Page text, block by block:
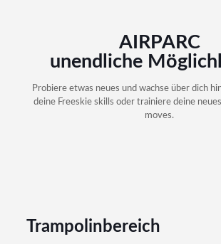
AIRPARC
unendliche
Probiere etwas neues und wachse über dich
deine Freeskie skills oder trainiere deine
moves.
Trampolinbereich